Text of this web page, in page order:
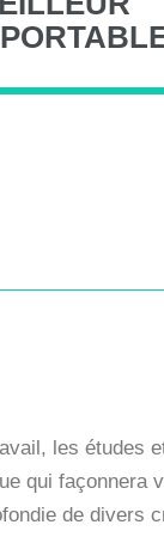
les études
qui façonnera
de divers